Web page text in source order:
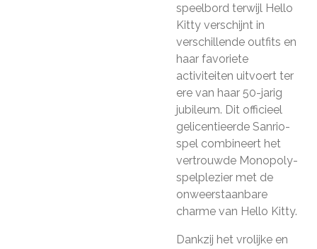
speelbord terwijl Hello
Kitty verschijnt in
verschillende outfits en
haar favoriete
activiteiten uitvoert ter
ere van haar 50-jarig
jubileum. Dit officieel
gelicentieerde Sanrio-
spel combineert het
vertrouwde Monopoly-
spelplezier met de
onweerstaanbare
charme van Hello Kitty.
Dankzij het vrolijke en